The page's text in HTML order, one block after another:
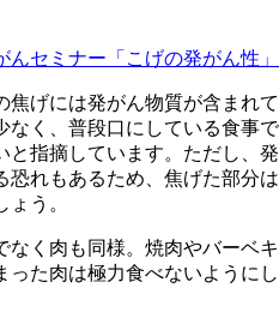
セミナー「こげの発がん性」
焦げには発がん物質が含まれて
なく、普段口にしている食事で
と指摘しています。ただし、発
恐れもあるため、焦げた部分は
う。
なく肉も同様。焼肉やバーベキ
った肉は極力食べないようにし